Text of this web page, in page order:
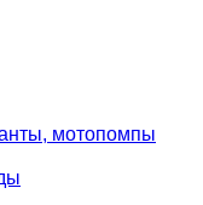
мотопомпы